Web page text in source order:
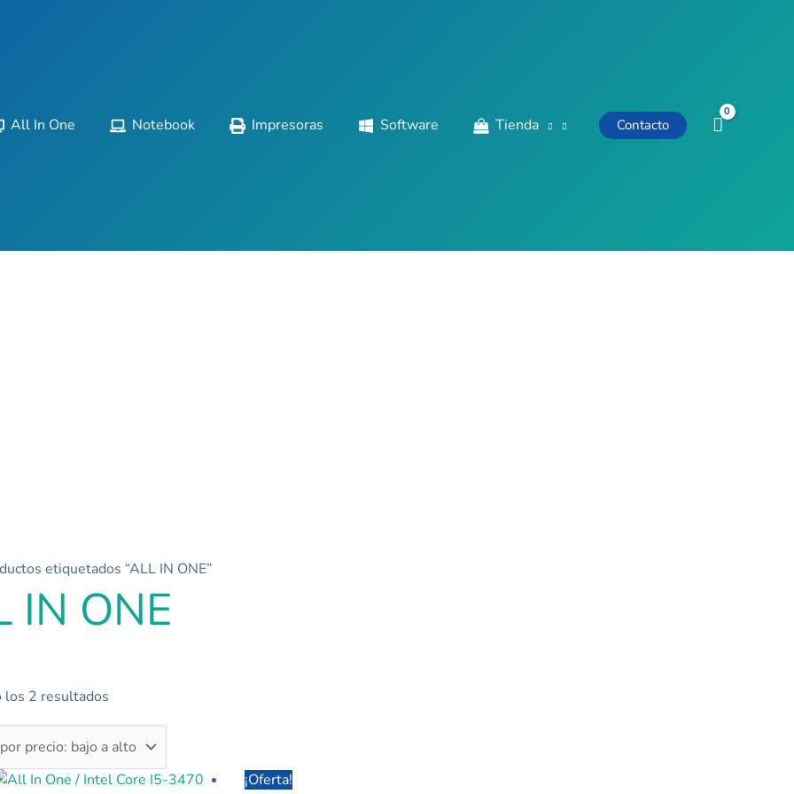
All In One Notebook Impresoras Software Tienda Contacto
etiquetados “ALL IN ONE”
IN ONE
los 2 resultados
Ordenado
por
precio:
bajo
Este
¡Oferta!